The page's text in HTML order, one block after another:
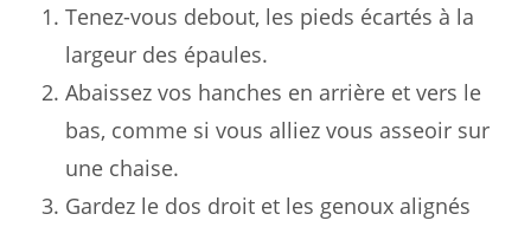
Tenez-vous debout, les pieds écartés à la
largeur des épaules.
Abaissez vos hanches en arrière et vers le
bas, comme si vous alliez vous asseoir sur
une chaise.
Gardez le dos droit et les genoux alignés